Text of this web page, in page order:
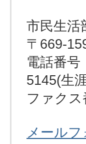
市民生活
〒669-
電話番号
5145(生
ファクス
メール